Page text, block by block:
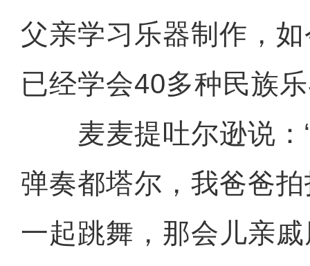
父亲学习乐器制作，
已经学会40多种民族
麦麦提吐尔逊说：“
弹奏都塔尔，我爸爸
一起跳舞，那会儿亲